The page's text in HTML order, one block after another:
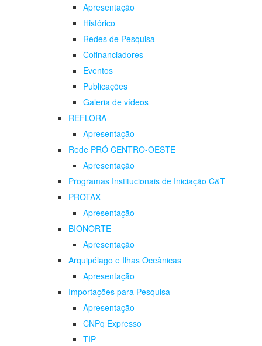
Apresentação
Histórico
Redes de Pesquisa
Cofinanciadores
Eventos
Publicações
Galeria de vídeos
REFLORA
Apresentação
Rede PRÓ CENTRO-OESTE
Apresentação
Programas Institucionais de Iniciação C&T
PROTAX
Apresentação
BIONORTE
Apresentação
Arquipélago e Ilhas Oceânicas
Apresentação
Importações para Pesquisa
Apresentação
CNPq Expresso
TIP